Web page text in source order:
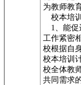
为教师教
校本培
1、能促
工作紧密
校根据自
校本培训
校全体教
共同需求